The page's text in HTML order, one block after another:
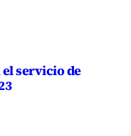
servicio de